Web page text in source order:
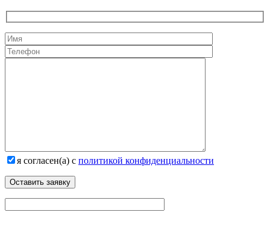
я согласен(а) с политикой конфиденциальности